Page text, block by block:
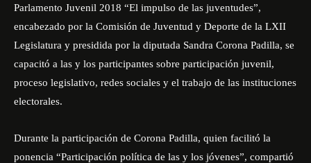
Parlamento Juvenil 2018 “El impulso de las juventudes”,
encabezado por la Comisión de Juventud y Deporte de la LXII
Legislatura y presidida por la diputada Sandra Corona Padilla, se
capacitó a las y los participantes sobre participación juvenil,
proceso legislativo, redes sociales y el trabajo de las instituciones
electorales.
Durante la participación de Corona Padilla, quien facilitó la
ponencia “Participación política de las y los jóvenes”, compartió